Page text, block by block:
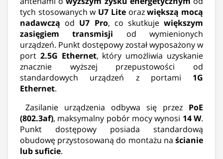
tych stosowanych w U7 Liteorazwiększą mocą
nadawczą od U7 Pro, co skutkujewiększym
zasięgiem transmisji od wymienionych
urządzeń. Punkt dostępowy został wyposażony w
port 2.5G Ethernet, który umożliwia uzyskanie
znacznie wyższej przepustowości od
standardowych urządzeń z portami 1G
Ethernet.
Zasilanie urządzenia odbywa się przez PoE
(802.3af), maksymalny pobór mocy wynosi 14 W.
Punkt dostępowy posiada standardową
obudowę przystosowaną do montażu na ścianie
lub suficie.